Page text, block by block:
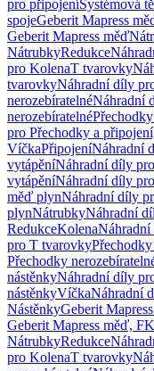
pro připojeníSystémová
spojeGeberit Mapress
Geberit Mapress měď
NátrubkyRedukce
pro KolenaT tvarovky
tvarovkyNáhradní díly
nerozebíratelnéNáhradní
nerozebíratelné
pro Přechodky a
VíčkaPřipojeníNáhradní
vytápěníNáhradní díly
vytápěníNáhradní díly
měď plynNáhradní díly
plynNátrubkyNáhradní
RedukceKolena
pro T tvarovky
Přechodky
nástěnkyNáhradní díly
nástěnkyVíčkaNáhradní
NástěnkyGeberit
Geberit Mapress měď,
NátrubkyRedukce
pro KolenaT tvarovky